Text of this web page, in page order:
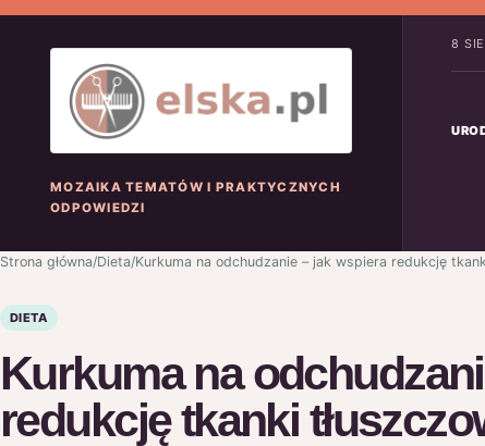
MOZAIKA TEMATÓW I PRAKTYCZNYCH
ODPOWIEDZI
8
Strona główna/Dieta/Kurkuma na odchudzanie – jak wspiera redukcję
DIETA
Kurkuma na
redukcję tkanki